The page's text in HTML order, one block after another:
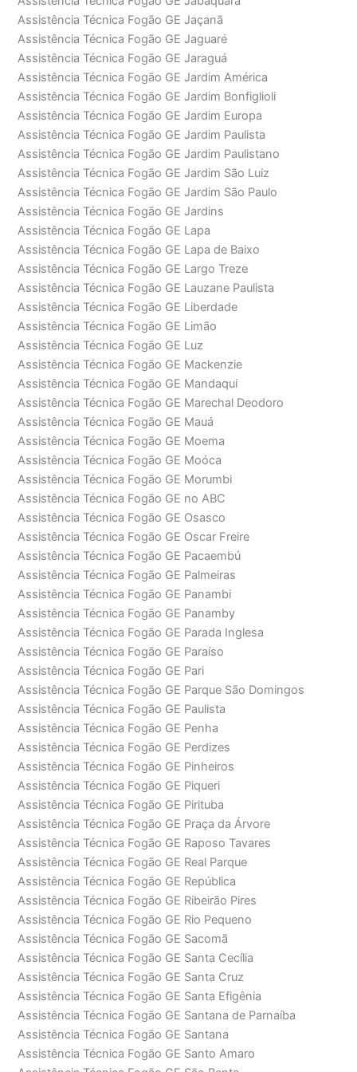
Assistência Técnica Fogão GE Jaçanã
Assistência Técnica Fogão GE Jaguaré
Assistência Técnica Fogão GE Jaraguá
Assistência Técnica Fogão GE Jardim América
Assistência Técnica Fogão GE Jardim Bonfiglioli
Assistência Técnica Fogão GE Jardim Europa
Assistência Técnica Fogão GE Jardim Paulista
Assistência Técnica Fogão GE Jardim Paulistano
Assistência Técnica Fogão GE Jardim São Luiz
Assistência Técnica Fogão GE Jardim São Paulo
Assistência Técnica Fogão GE Jardins
Assistência Técnica Fogão GE Lapa
Assistência Técnica Fogão GE Lapa de Baixo
Assistência Técnica Fogão GE Largo Treze
Assistência Técnica Fogão GE Lauzane Paulista
Assistência Técnica Fogão GE Liberdade
Assistência Técnica Fogão GE Limão
Assistência Técnica Fogão GE Luz
Assistência Técnica Fogão GE Mackenzie
Assistência Técnica Fogão GE Mandaqui
Assistência Técnica Fogão GE Marechal Deodoro
Assistência Técnica Fogão GE Mauá
Assistência Técnica Fogão GE Moema
Assistência Técnica Fogão GE Moóca
Assistência Técnica Fogão GE Morumbi
Assistência Técnica Fogão GE no ABC
Assistência Técnica Fogão GE Osasco
Assistência Técnica Fogão GE Oscar Freire
Assistência Técnica Fogão GE Pacaembú
Assistência Técnica Fogão GE Palmeiras
Assistência Técnica Fogão GE Panambi
Assistência Técnica Fogão GE Panamby
Assistência Técnica Fogão GE Parada Inglesa
Assistência Técnica Fogão GE Paraíso
Assistência Técnica Fogão GE Pari
Assistência Técnica Fogão GE Parque São Domingos
Assistência Técnica Fogão GE Paulista
Assistência Técnica Fogão GE Penha
Assistência Técnica Fogão GE Perdizes
Assistência Técnica Fogão GE Pinheiros
Assistência Técnica Fogão GE Piqueri
Assistência Técnica Fogão GE Pirituba
Assistência Técnica Fogão GE Praça da Árvore
Assistência Técnica Fogão GE Raposo Tavares
Assistência Técnica Fogão GE Real Parque
Assistência Técnica Fogão GE República
Assistência Técnica Fogão GE Ribeirão Pires
Assistência Técnica Fogão GE Rio Pequeno
Assistência Técnica Fogão GE Sacomã
Assistência Técnica Fogão GE Santa Cecília
Assistência Técnica Fogão GE Santa Cruz
Assistência Técnica Fogão GE Santa Efigênia
Assistência Técnica Fogão GE Santana de Parnaíba
Assistência Técnica Fogão GE Santana
Assistência Técnica Fogão GE Santo Amaro